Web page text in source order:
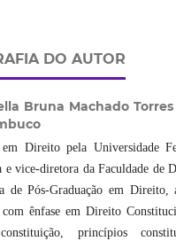
DO AUTOR
Bruna Machado
Direito pela Universidade
e vice-diretora da Faculdade de
de Pós-Graduação em
ênfase em Direito
princípios